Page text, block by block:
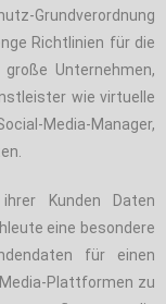
Grundverordnung
Richtlinien für die
Unternehmen,
wie virtuelle
Media-Manager,
Kunden Daten
eine besondere
für einen
Plattformen zu